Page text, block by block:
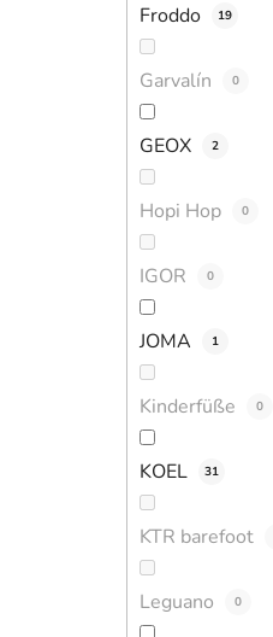
Froddo 19
Garvalín 0
GEOX 2
Hopi Hop 0
IGOR 0
JOMA 1
Kinderfüße 0
KOEL 31
KTR barefoot
Leguano 0